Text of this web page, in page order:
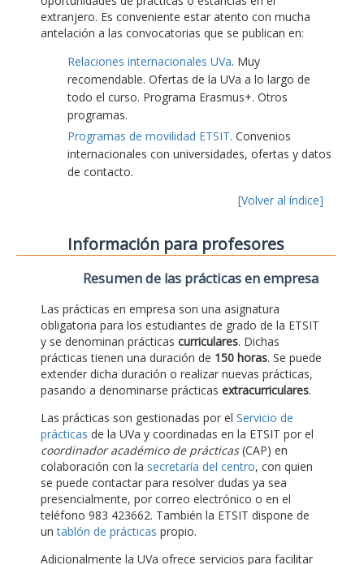
extranjero. Es conveniente estar atento con mucha
antelación a las convocatorias que se publican en:
Relaciones internacionales UVa. Muy
recomendable. Ofertas de la UVa a lo largo de
todo el curso. Programa Erasmus+. Otros
programas.
Programas de movilidad ETSIT. Convenios
internacionales con universidades, ofertas y datos
de contacto.
[Volver al índice]
Información para profesores
Resumen de las prácticas en empresa
Las prácticas en empresa son una asignatura
obligatoria para los estudiantes de grado de la ETSIT
y se denominan prácticas curriculares. Dichas
prácticas tienen una duración de 150 horas. Se puede
extender dicha duración o realizar nuevas prácticas,
pasando a denominarse prácticas extracurriculares.
Las prácticas son gestionadas por el Servicio de
prácticas de la UVa y coordinadas en la ETSIT por el
coordinador académico de prácticas(CAP) en
colaboración con la secretaría del centro, con quien
se puede contactar para resolver dudas ya sea
presencialmente, por correo electrónico o en el
teléfono 983 423662. También la ETSIT dispone de
untablón de prácticas propio.
Adicionalmente la UVa ofrece servicios para facilitar